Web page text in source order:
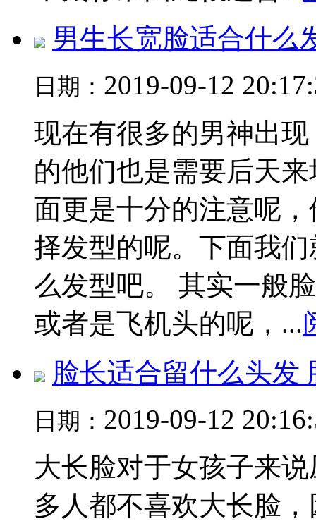
男生长宽脸适合什么
日期： 2019-09-12
现在有很多的男神出
的他们也是需要后天
面更是十分的注意呢
择发型的呢。下面我
么发型吧。 其实一般
或者是飞机头的呢，...
脸长适合留什么头发
日期： 2019-09-12
大长脸对于女孩子来
多人都不喜欢大长脸